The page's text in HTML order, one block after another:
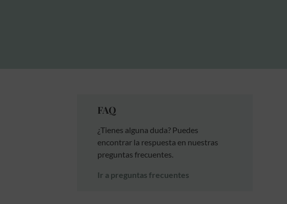
FAQ
¿Tienes alguna duda? Puedes
encontrar la respuesta en nuestras
preguntas frecuentes.
Ir a preguntas frecuentes